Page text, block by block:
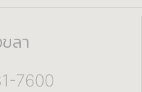
ลา
7600